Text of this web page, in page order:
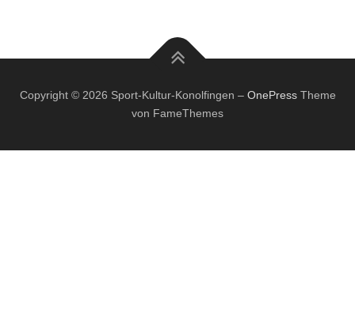
Copyright © 2026 Sport-Kultur-Konolfingen – OnePressTheme
von FameThemes